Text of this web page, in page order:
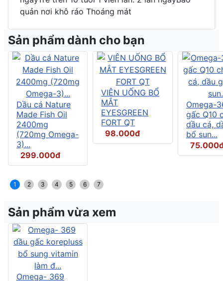
quản nơi khô ráo Thoáng mát
Sản phẩm dành cho bạn
Dầu cá Nature
Made Fish Oil
2400mg
(720mg Omega-
3)...
299.000đ
VIÊN UỐNG BỔ
MẮT
EYESGREEN
FORT QT
98.000đ
Omega-
gấc Q10
dầu cá,
bổ sun...
1 2 3 4 5 6 7
Sản phẩm vừa xem
Omega- 369